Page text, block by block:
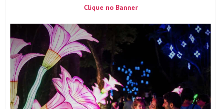
Clique no Banner